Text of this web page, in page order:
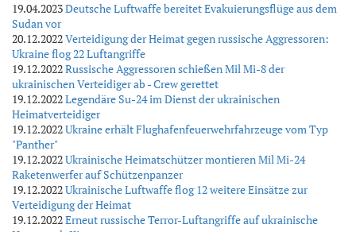
19.04.2023Deutsche Luftwaffe bereitet Evakuierungsflüge aus dem
Sudan vor
20.12.2022Verteidigung der Heimat gegen russische Aggressoren:
Ukraine flog 22 Luftangriffe
19.12.2022Russische Aggressoren schießen Mil Mi-8 der
ukrainischen Verteidiger ab - Crew gerettet
19.12.2022Legendäre Su-24 im Dienst der ukrainischen
Heimatverteidiger
19.12.2022Ukraine erhält Flughafenfeuerwehrfahrzeuge vom Typ
"Panther"
19.12.2022Ukrainische Heimatschützer montieren Mil Mi-24
Raketenwerfer auf Schützenpanzer
19.12.2022Ukrainische Luftwaffe flog 12 weitere Einsätze zur
Verteidigung der Heimat
19.12.2022Erneut russische Terror-Luftangriffe auf ukrainische